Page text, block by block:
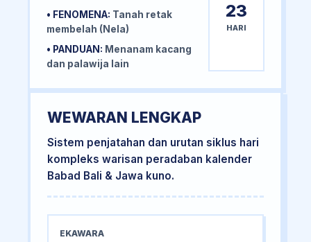
• FENOMENA: Tanah retak
membelah (Nela)
• PANDUAN: Menanam kacang
dan palawija lain
23
HARI
WEWARAN LENGKAP
Sistem penjatahan dan urutan siklus hari
kompleks warisan peradaban kalender
Babad Bali & Jawa kuno.
EKAWARA